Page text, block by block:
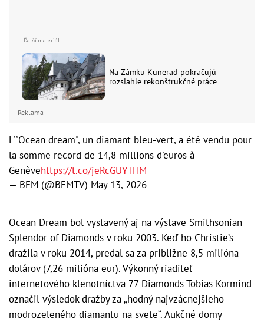
Na Zámku Kunerad pokračujú
rozsiahle rekonštrukčné práce
Reklama
L'"Ocean dream", un diamant bleu-vert, a été vendu pour
la somme record de 14,8 millions d'euros à
Genèvehttps://t.co/jeRcGUYTHM
— BFM (@BFMTV) May 13, 2026
Ocean Dream bol vystavený aj na výstave Smithsonian
Splendor of Diamonds v roku 2003. Keď ho Christie’s
dražila v roku 2014, predal sa za približne 8,5 milióna
dolárov (7,26 milióna eur). Výkonný riaditeľ
internetového klenotníctva 77 Diamonds Tobias Kormind
označil výsledok dražby za „hodný najvzácnejšieho
modrozeleného diamantu na svete“. Aukčné domy